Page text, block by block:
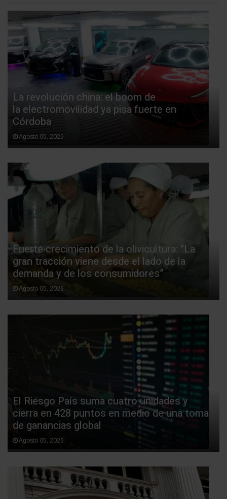
La revolución china: el boom de
la electromovilidad ya pisa fuerte en
Córdoba
Agosto 05, 2026
Fuerte crecimiento de la olivicultura: "La
gran tracción viene desde el lado de la
demanda y de los consumidores”
Agosto 05, 2026
El Riesgo País suma cuatro unidades y
cierra en 428 puntos en medio de una toma
de ganancias global
Agosto 05, 2026